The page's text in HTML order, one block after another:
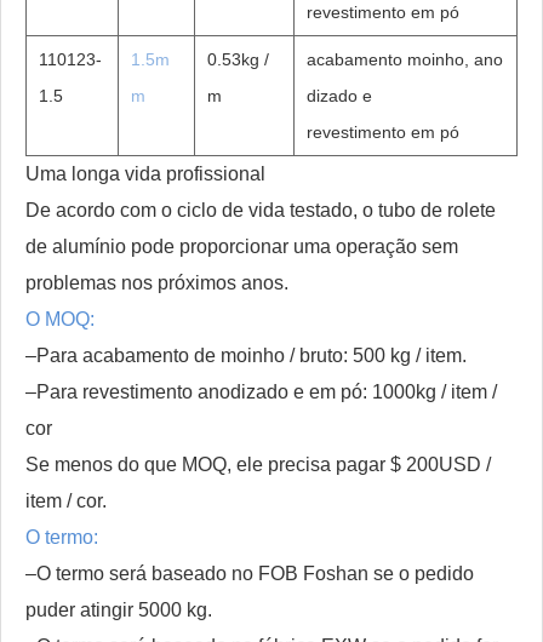
revestimento em pó
110123-
1.5
1.5m
m
0.53kg /
m
acabamento moinho, ano
dizado e
revestimento em pó
Uma longa vida profissional
De acordo com o ciclo de vida testado, o tubo de rolete
de alumínio pode proporcionar uma operação sem
problemas nos próximos anos.
O MOQ:
–Para acabamento de moinho / bruto: 500 kg / item.
–Para revestimento anodizado e em pó: 1000kg / item /
cor
Se menos do que MOQ, ele precisa pagar $ 200USD /
item / cor.
O termo:
–O termo será baseado no FOB Foshan se o pedido
puder atingir 5000 kg.